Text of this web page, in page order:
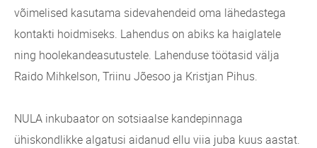
võimelised kasutama sidevahendeid oma lähedastega
kontakti hoidmiseks. Lahendus on abiks ka haiglatele
ning hoolekandeasutustele. Lahenduse töötasid välja
Raido Mihkelson, Triinu Jõesoo ja Kristjan Pihus.
NULA inkubaator on sotsiaalse kandepinnaga
ühiskondlikke algatusi aidanud ellu viia juba kuus aastat.